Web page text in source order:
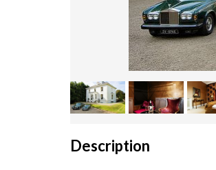
Description